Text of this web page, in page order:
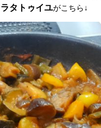
ラタトゥイユがこちら↓